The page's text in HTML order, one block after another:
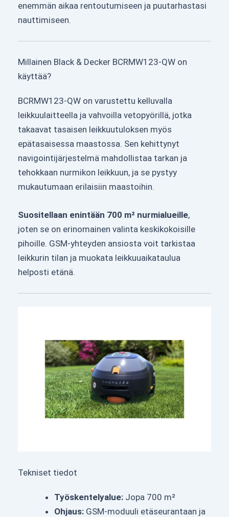
enemmän aikaa rentoutumiseen ja puutarhastasi
nauttimiseen.
Millainen Black & Decker BCRMW123-QW on
käyttää?
BCRMW123-QW on varustettu kelluvalla
leikkuulaitteella ja vahvoilla vetopyörillä, jotka
takaavat tasaisen leikkuutuloksen myös
epätasaisessa maastossa. Sen kehittynyt
navigointijärjestelmä mahdollistaa tarkan ja
tehokkaan nurmikon leikkuun, ja se pystyy
mukautumaan erilaisiin maastoihin.
Suositellaan enintään 700 m² nurmialueille,
joten se on erinomainen valinta keskikokoisille
pihoille. GSM-yhteyden ansiosta voit tarkistaa
leikkurin tilan ja muokata leikkuuaikataulua
helposti etänä.
Tekniset tiedot
Työskentelyalue: Jopa 700 m²
Ohjaus: GSM-moduuli etäseurantaan ja